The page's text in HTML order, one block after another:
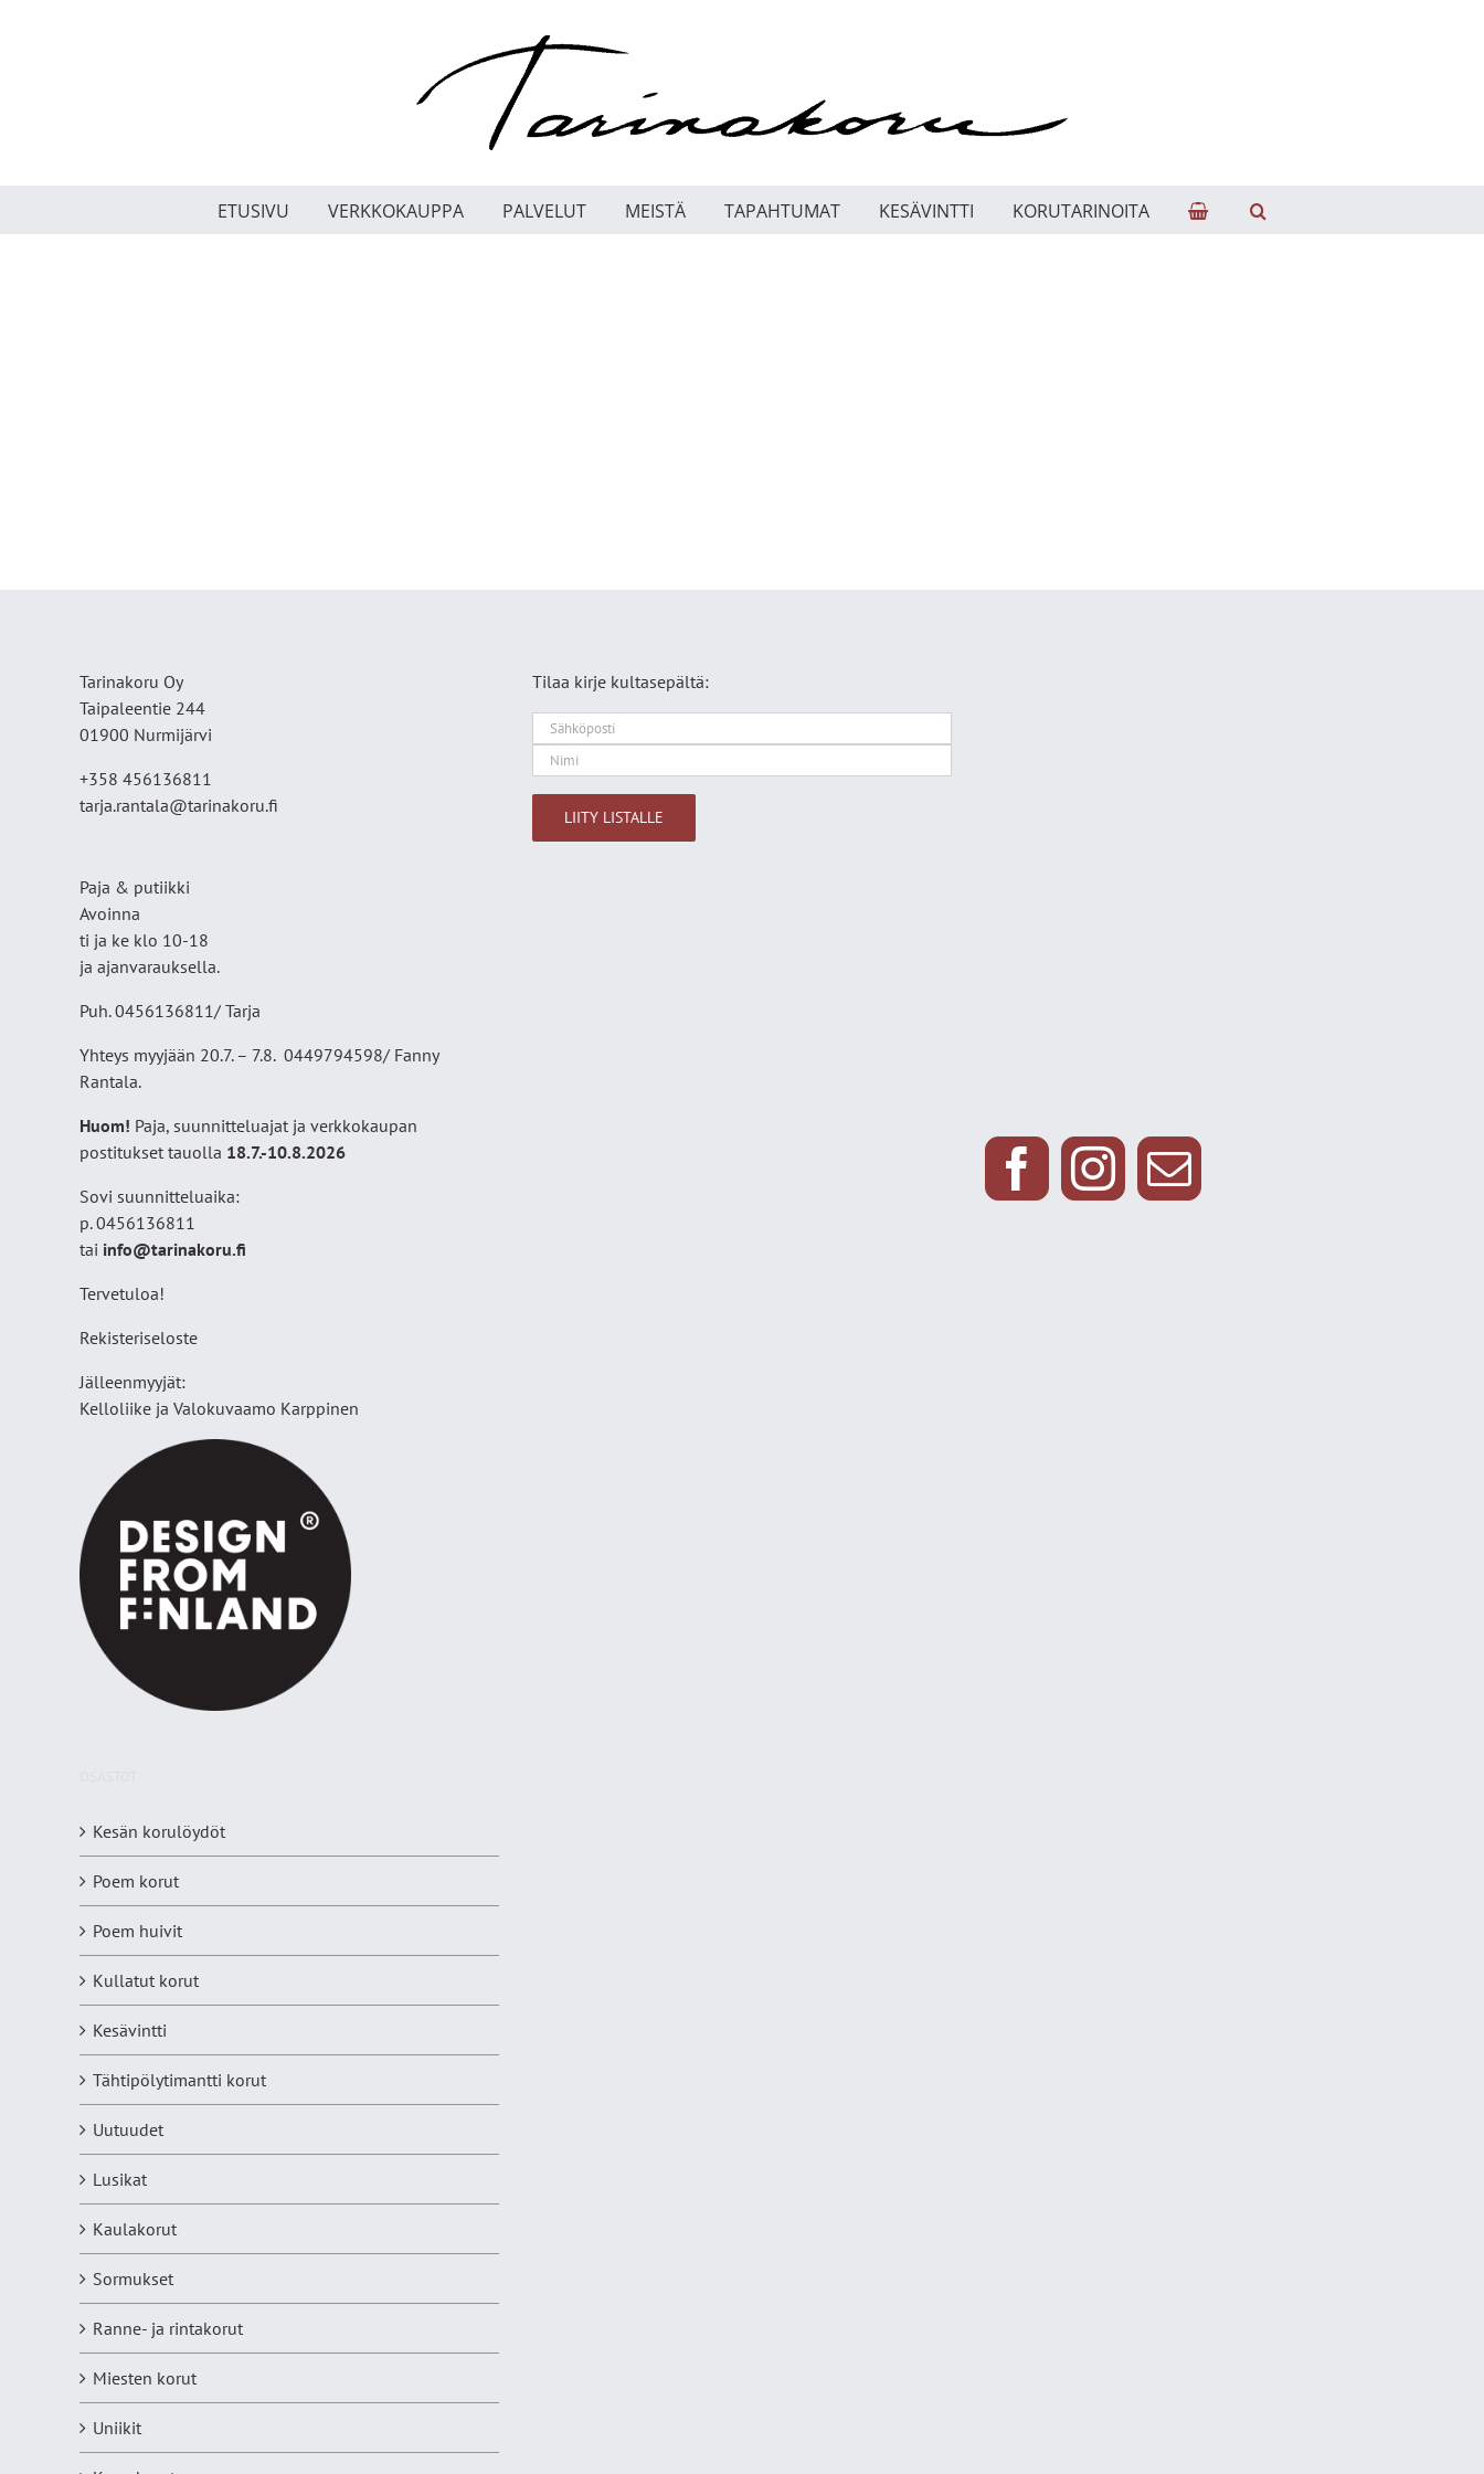
ETUSIVU VERKKOKAUPPA PALVELUT MEISTÄ TAPAHTUMAT KESÄVINTTI KORUTARINOITA
Tarinakoru Oy
Taipaleentie 244
01900 Nurmijärvi
+358 456136811
tarja.rantala@tarinakoru.fi
Paja & putiikki
Avoinna
ti ja ke klo 10-18
ja ajanvarauksella.
Puh. 0456136811/ Tarja
Yhteys myyjään 20.7. – 7.8. 0449794598/ Fanny
Rantala.
Huom! Paja, suunnitteluajat ja verkkokaupan
postitukset tauolla 18.7.-10.8.2026
Sovi suunnitteluaika:
p. 0456136811
tai info@tarinakoru.fi
Tervetuloa!
Rekisteriseloste
Jälleenmyyjät:
Kelloliike ja Valokuvaamo Karppinen
Kesän korulöydöt
Poem korut
Poem huivit
Kullatut korut
Kesävintti
Tähtipölytimantti korut
Uutuudet
Lusikat
Kaulakorut
Sormukset
Ranne- ja rintakorut
Miesten korut
Uniikit
Tilaa kirje kultasepältä: